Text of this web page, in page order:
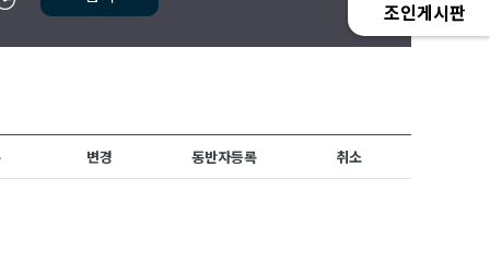
조인게시판
변경 동반자등록 취소